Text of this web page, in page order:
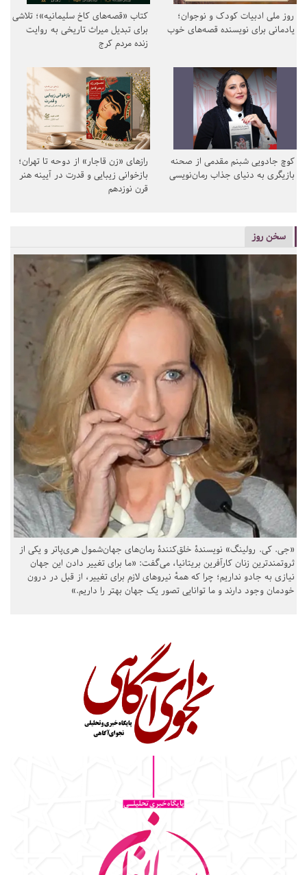
روز ملی ادبیات کودک و نوجوان؛
یادمانی برای نویسنده قصه‌های خوب
کتاب «قصه‌های کاخ سلیمانیه»؛ تلاشی
برای تبدیل میراث تاریخی به روایت
زنده مردم کرج
کوچ جادویی شبنم مقدمی از صحنه
بازیگری به دنیای جذاب رمان‌نویسی
رازهای «زن قاجار» از دوحه تا تهران؛
بازخوانی زیبایی و قدرت در آیینه هنر
قرن نوزدهم
سخن روز
«جی. کی. رولینگ» نویسندهٔ خلق‌کنندهٔ رمان‌های جهان‌شمول هری‌پاتر و یکی از
ثروتمندترین زنان کارآفرین بریتانیا، می‌گفت: «ما برای تغییر دادن این جهان
نیازی به جادو نداریم؛ چرا که همهٔ نیروهای لازم برای تغییر، از قبل در درون
خودمان وجود دارند و ما توانایی تصور یک جهان بهتر را داریم.»